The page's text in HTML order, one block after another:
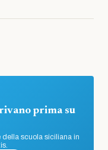
prima su
scuola siciliana in